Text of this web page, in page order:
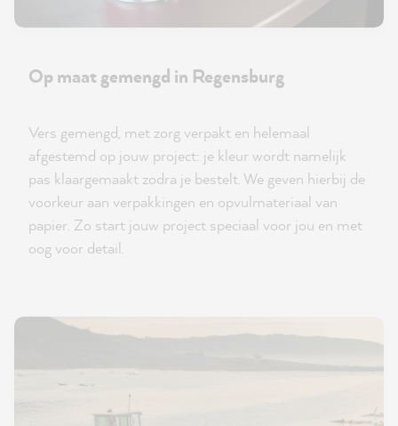
Op maat gemengd in Regensburg
Vers gemengd, met zorg verpakt en helemaal
afgestemd op jouw project: je kleur wordt namelijk
pas klaargemaakt zodra je bestelt. We geven hierbij de
voorkeur aan verpakkingen en opvulmateriaal van
papier. Zo start jouw project speciaal voor jou en met
oog voor detail.